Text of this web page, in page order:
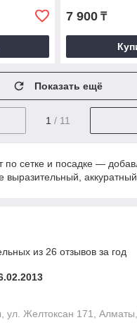
7 900 ₸
Показать ещё
1 / 11
по сетке и посадке —
выразительный,
из 26 отзывов за год
ул. Желтоксан 171, Алматы,